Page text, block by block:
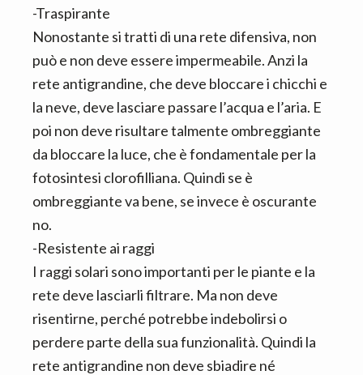
-Traspirante
Nonostante si tratti di una rete difensiva, non
può e non deve essere impermeabile. Anzi la
rete antigrandine, che deve bloccare i chicchi e
la neve, deve lasciare passare l’acqua e l’aria. E
poi non deve risultare talmente ombreggiante
da bloccare la luce, che è fondamentale per la
fotosintesi clorofilliana. Quindi se è
ombreggiante va bene, se invece è oscurante
no.
-Resistente ai raggi
I raggi solari sono importanti per le piante e la
rete deve lasciarli filtrare. Ma non deve
risentirne, perché potrebbe indebolirsi o
perdere parte della sua funzionalità. Quindi la
rete antigrandine non deve sbiadire né